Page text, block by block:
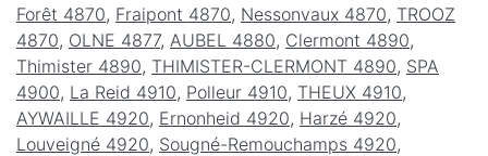
Forêt 4870, Fraipont 4870, Nessonvaux 4870, TROOZ
4870, OLNE 4877, AUBEL 4880, Clermont 4890,
Thimister 4890, THIMISTER-CLERMONT 4890, SPA
4900, La Reid 4910, Polleur 4910, THEUX 4910,
AYWAILLE 4920, Ernonheid 4920, Harzé 4920,
Louveigné 4920, Sougné-Remouchamps 4920,